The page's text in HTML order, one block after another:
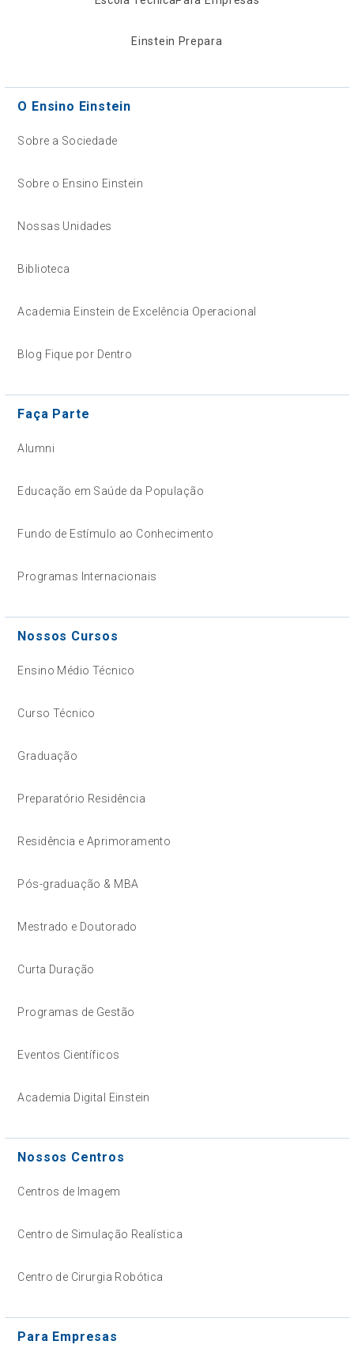
Einstein Prepara
O Ensino Einstein
Sobre a Sociedade
Sobre o Ensino Einstein
Nossas Unidades
Biblioteca
Academia Einstein de Excelência Operacional
Blog Fique por Dentro
Faça Parte
Alumni
Educação em Saúde da População
Fundo de Estímulo ao Conhecimento
Programas Internacionais
Nossos Cursos
Ensino Médio Técnico
Curso Técnico
Graduação
Preparatório Residência
Residência e Aprimoramento
Pós-graduação & MBA
Mestrado e Doutorado
Curta Duração
Programas de Gestão
Eventos Científicos
Academia Digital Einstein
Nossos Centros
Centros de Imagem
Centro de Simulação Realística
Centro de Cirurgia Robótica
Para Empresas